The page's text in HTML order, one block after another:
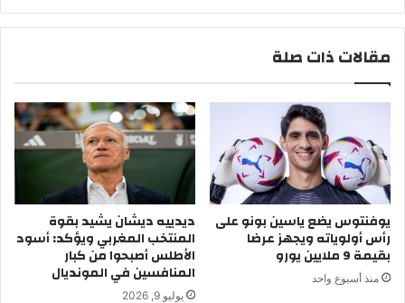
ل
ا
ل
س
ن
ا
ل
أ
ق
ع
ق
ف
ا
ا
ح
ت
ج
مقالات ذات صلة
يوفنتوس يضع ياسين بونو على
رأس أولوياته ويجهز عرضا
بقيمة 9 ملايين يورو
منذ أسبوع واحد
ديدييه ديشان يشيد بقوة
المنتخب المغربي ويؤكد: أسود
الأطلس أصبحوا من كبار
المنافسين في المونديال
يوليو 9, 2026